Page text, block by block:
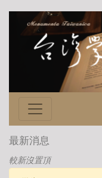
最新消息
較新沒置頂